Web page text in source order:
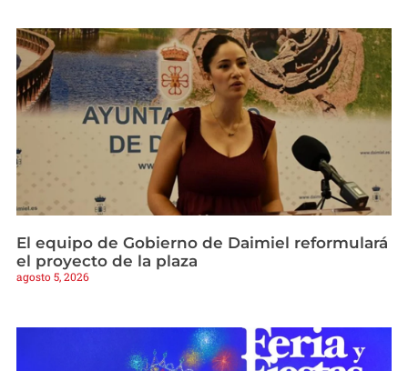
El equipo de Gobierno de Daimiel reformulará
el proyecto de la plaza
agosto 5, 2026